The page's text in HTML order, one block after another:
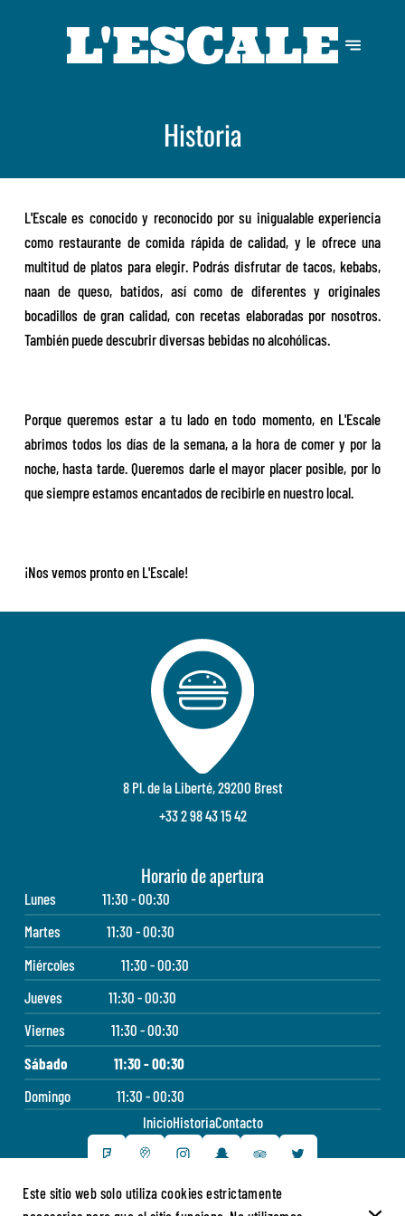
Historia
L'Escale es conocido y reconocido por su inigualable experiencia
como restaurante de comida rápida de calidad, y le ofrece una
multitud de platos para elegir. Podrás disfrutar de tacos, kebabs,
naan de queso, batidos, así como de diferentes y originales
bocadillos de gran calidad, con recetas elaboradas por nosotros.
También puede descubrir diversas bebidas no alcohólicas.
Porque queremos estar a tu lado en todo momento, en L'Escale
abrimos todos los días de la semana, a la hora de comer y por la
noche, hasta tarde. Queremos darle el mayor placer posible, por lo
que siempre estamos encantados de recibirle en nuestro local.
¡Nos vemos pronto en L'Escale!
8 Pl. de la Liberté, 29200 Brest
+33 2 98 43 15 42
Horario de apertura
Lunes
11:30 - 00:30
Martes
11:30 - 00:30
Miércoles
11:30 - 00:30
Jueves
11:30 - 00:30
Viernes
11:30 - 00:30
Sábado
11:30 - 00:30
Domingo
11:30 - 00:30
InicioHistoriaContacto
Este sitio web solo utiliza cookies estrictamente